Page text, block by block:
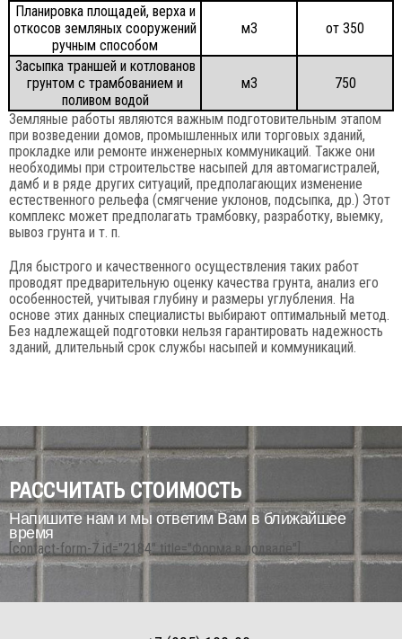
Планировка площадей, верха и
откосов земляных сооружений
ручным способом
м3 от 350
Засыпка траншей и котлованов
грунтом с трамбованием и
поливом водой
м3 750
Земляные работы являются важным подготовительным этапом
при возведении домов, промышленных или торговых зданий,
прокладке или ремонте инженерных коммуникаций. Также они
необходимы при строительстве насыпей для автомагистралей,
дамб и в ряде других ситуаций, предполагающих изменение
естественного рельефа (смягчение уклонов, подсыпка, др.) Этот
комплекс может предполагать трамбовку, разработку, выемку,
вывоз грунта и т. п.
Для быстрого и качественного осуществления таких работ
проводят предварительную оценку качества грунта, анализ его
особенностей, учитывая глубину и размеры углубления. На
основе этих данных специалисты выбирают оптимальный метод.
Без надлежащей подготовки нельзя гарантировать надежность
зданий, длительный срок службы насыпей и коммуникаций.
РАССЧИТАТЬ СТОИМОСТЬ
Напишите нам и мы ответим Вам в ближайшее
время
[contact-form-7 id="2184" title="Форма в подвале"]